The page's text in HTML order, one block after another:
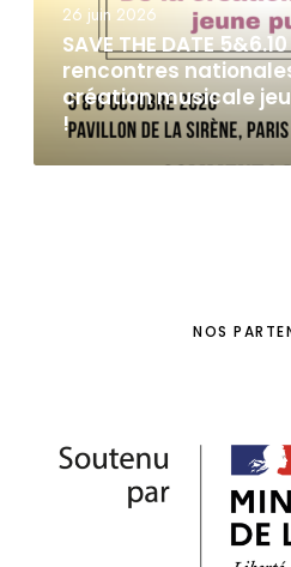
26 juin 2026
SAVE THE DATE
rencontres
création musicale
!
NOS